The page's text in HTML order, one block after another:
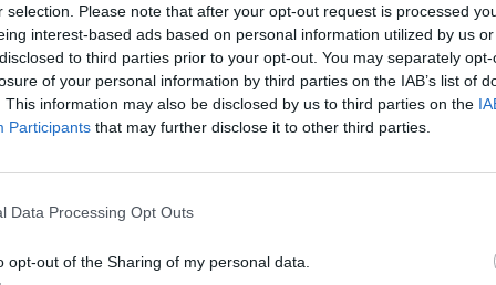
selection. Please note that after your opt-out request is processed
interest-based ads based on personal information utilized by us
to third parties prior to your opt-out. You may separately
of your personal information by third parties on the IAB’s list of
This information may also be disclosed by us to third parties on the
Participants that may further disclose it to other third parties.
Data Processing Opt Outs
opt-out of the Sharing of my personal data.
Μέση Ανατολή, η ενεργειακή ασφάλεια στην Ανατολική Μεσόγειο και η
ενεργειακής συνεργασίας βρέθηκαν στο επίκεντρο της
2026
το Ισραήλ ότι καθυστερεί την εφαρμογή
στη σύγκρουση ανάμεσα στο Ισραήλ και στην παλαιστινιακή